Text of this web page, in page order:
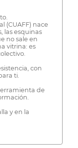
(CUAFF) nace
las esquinas
no sale en
vitrina: es
con
ti.
de
y en la